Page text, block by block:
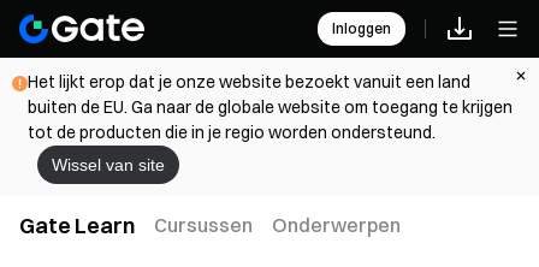
Inloggen
Het lijkt erop dat je onze website bezoekt vanuit een land
buiten de EU. Ga naar de globale website om toegang te krijgen
tot de producten die in je regio worden ondersteund.
Wissel van site
Gate Learn Cursussen Onderwerpen